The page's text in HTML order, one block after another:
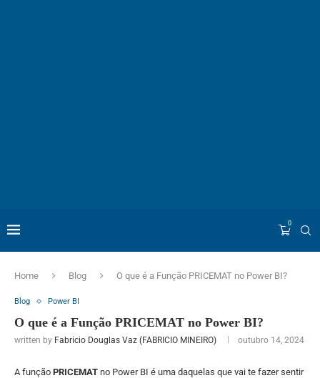
0
Home Blog O que é a Função PRICEMAT no Power BI?
Blog Power BI
O que é a Função PRICEMAT no Power BI?
written by Fabricio Douglas Vaz (FABRICIO MINEIRO) outubro 14, 2024
A função PRICEMAT no Power BI é uma daquelas que vai te fazer sentir